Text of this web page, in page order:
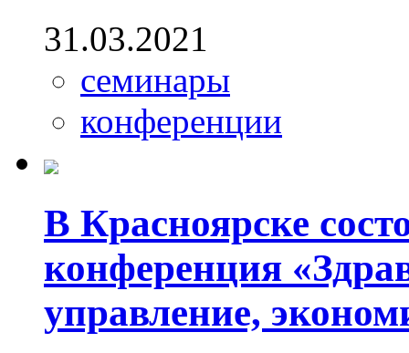
31.03.2021
семинары
конференции
В Красноярске
конференция
управление,